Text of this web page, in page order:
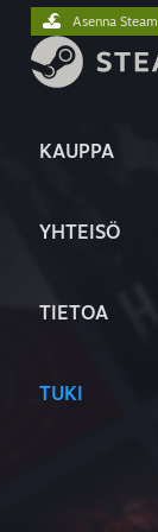
KAUPPA
YHTEISÖ
TIETOA
TUKI
Asenna Steam